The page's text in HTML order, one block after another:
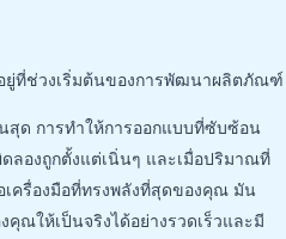
ยู่ที่ช่วงเริ่มต้นของการพัฒนาผลิตภัณฑ์
สุด การทำให้การออกแบบที่ซับซ้อน
ลองถูกตั้งแต่เนิ่นๆ และเมื่อปริมาณที่
ครื่องมือที่ทรงพลังที่สุดของคุณ มัน
ณให้เป็นจริงได้อย่างรวดเร็วและมี